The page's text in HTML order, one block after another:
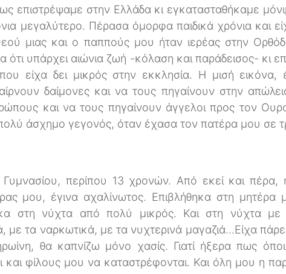
επιστρέψαμε στην Ελλάδα κι εγκατασταθήκαμε
μεγαλύτερο. Πέρασα όμορφα παιδικά χρόνια και
μιας και ο παππούς μου ήταν ιερέας στην
ότι υπάρχει αιώνια ζωή -κόλαση και παράδεισος- κι
είχα δει μικρός στην εκκλησία. Η μισή εικόνα,
δαίμονες και να τους πηγαίνουν στην
και να τους πηγαίνουν άγγελοι προς τον
άσχημο γεγονός, όταν έχασα τον πατέρα μου σε
Γυμνασίου, περίπου 13 χρονών. Από εκεί και
μου, έγινα αχαλίνωτος. Επιβλήθηκα στη
στη νύχτα από πολύ μικρός. Και στη νύχτα με
τα ναρκωτικά, με τα νυχτερινά μαγαζιά...Είχα
θα καπνίζω μόνο χασίς. Γιατί ήξερα πως
και φίλους μου να καταστρέφονται. Και όλη μου η